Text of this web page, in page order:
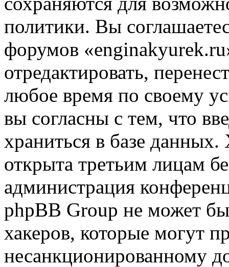
политики. Вы
форумов
отредактировать,
любое время по своему
вы согласны с тем, что
храниться в базе
открыта третьим лицам
администрация
phpBB Group не может
хакеров, которые могут
несанкционированному